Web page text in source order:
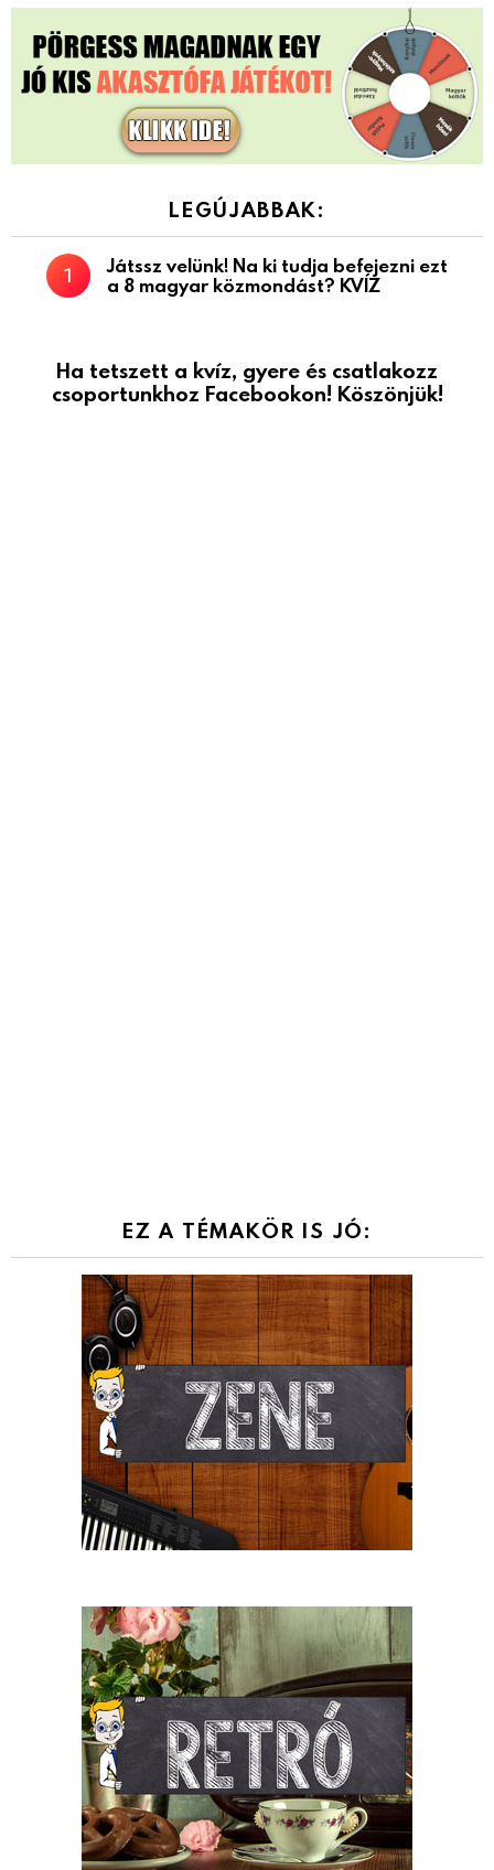
LEGÚJABBAK:
Játssz velünk! Na ki tudja befejezni ezt
a 8 magyar közmondást? KVÍZ
Ha tetszett a kvíz, gyere és csatlakozz
csoportunkhoz Facebookon! Köszönjük!
EZ A TÉMAKÖR IS JÓ: